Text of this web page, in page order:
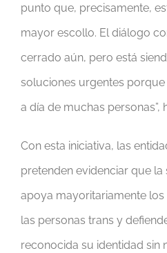
punto que, precisamente,
mayor escollo. El diálogo
cerrado aún, pero está
soluciones urgentes
a día de muchas personas”,
Con esta iniciativa, las
pretenden evidenciar que
apoya mayoritariamente
las personas trans y
reconocida su identidad sin